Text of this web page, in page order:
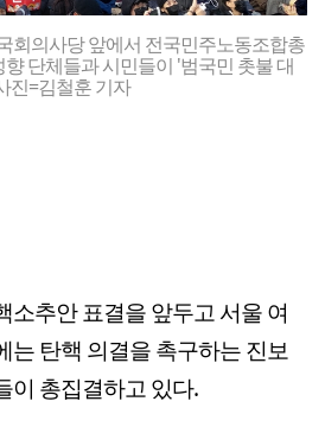
회의사당 앞에서 전국민주노동조합총
단체들과 시민들이 '범국민 촛불 대
진=김철훈 기자
소추안 표결을 앞두고 서울 여
는 탄핵 의결을 촉구하는 진보
이 총집결하고 있다.